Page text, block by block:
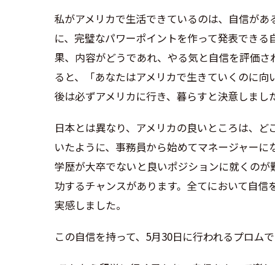
私がアメリカで生活できているのは、自信が
に、完璧なパワーポイントを作って発表でき
果、内容がどうであれ、やる気と自信を評価
ると、「あなたはアメリカで生きていくのに
後は必ずアメリカに行き、暮らすと決意しまし
日本とは異なり、アメリカの良いところは、
いたように、事務員から始めてマネージャー
学歴が大卒でないと良いポジションに就くの
功するチャンスがあります。全てにおいて自
実感しました。
この自信を持って、5月30日に行われるプロム